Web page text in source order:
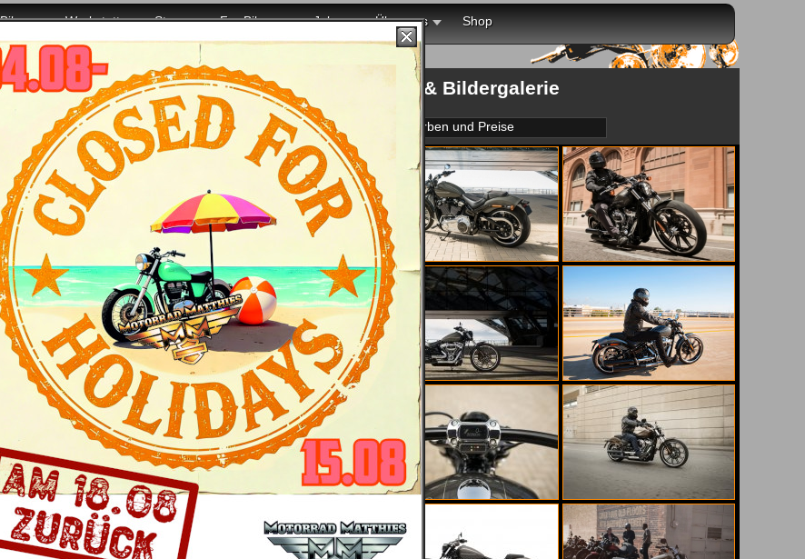
Bikes Werkstatt Store For Bikers Jobs Über uns Shop
Power für Euch da!
Softail Breakout Modelljahr 2022 - Bike & Bildergalerie
Daten Farben und Preise